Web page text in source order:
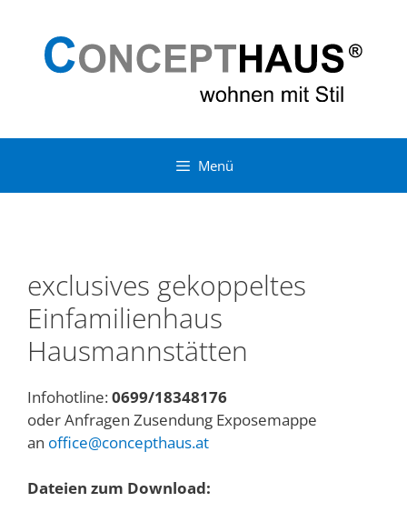
springen
springen
Menü
exclusives gekoppeltes
Einfamilienhaus
Hausmannstätten
Infohotline:0699/18348176
oder Anfragen Zusendung Exposemappe
an office@concepthaus.at
Dateien zum Download: